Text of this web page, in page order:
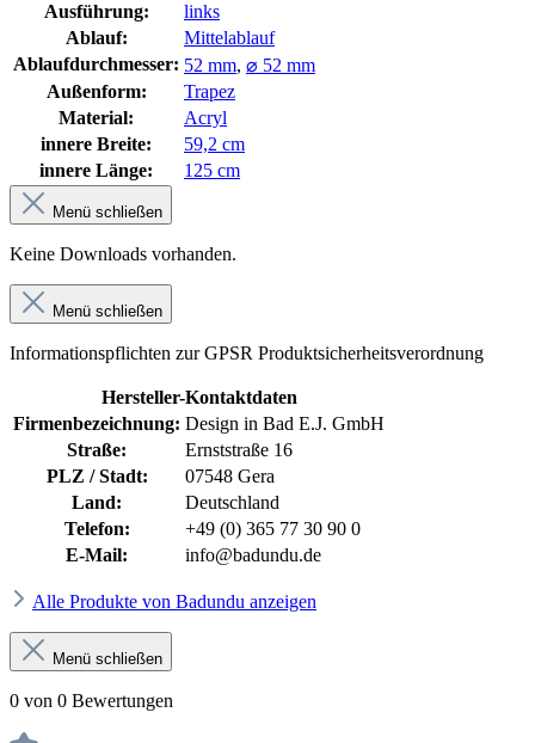
Ausführung:
links
Ablauf:
Mittelablauf
Ablaufdurchmesser: 52 mm, ⌀ 52 mm
Außenform:
Trapez
Material:
Acryl
innere Breite:
59,2 cm
innere Länge:
125 cm
Menü schließen
Keine Downloads vorhanden.
Menü schließen
Informationspflichten zur GPSR Produktsicherheitsverordnung
Hersteller-Kontaktdaten
Firmenbezeichnung: Design in Bad E.J. GmbH
Straße:
Ernststraße 16
PLZ / Stadt:
07548 Gera
Land:
Deutschland
Telefon:
+49 (0) 365 77 30 90 0
E-Mail:
info@badundu.de
Alle Produkte von Badundu anzeigen
Menü schließen
0 von 0 Bewertungen